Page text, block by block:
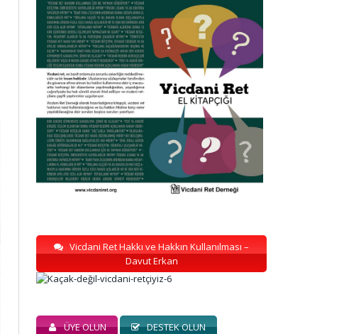
Vicdani Ret Hakkı ve Hakkın Kullanılması –
Davut Erkan
ÜYE OLUN DESTEK OLUN